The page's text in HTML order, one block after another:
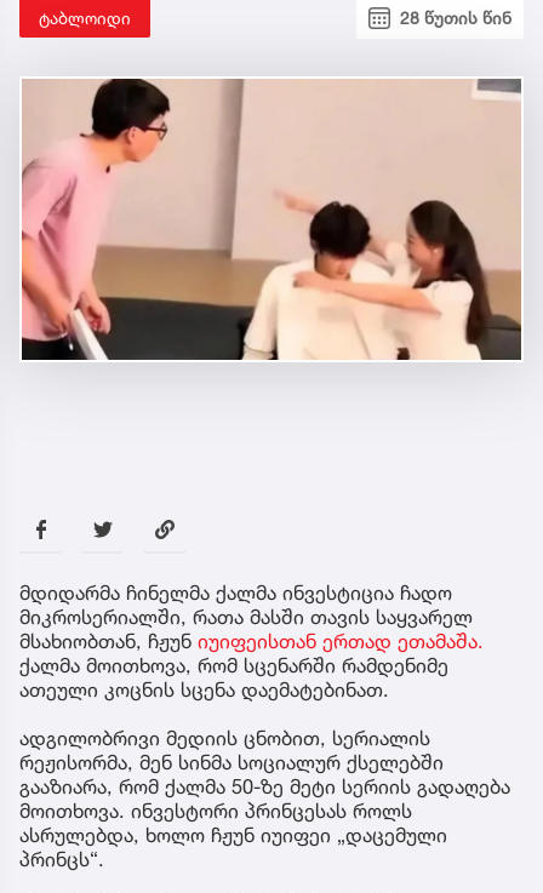
ტაბლოიდი 28 წუთის წინ
მდიდარმა ჩინელმა ქალმა ინვესტიცია ჩადო
მიკროსერიალში, რათა მასში თავის საყვარელ
მსახიობთან, ჩჟუნ იუიფეისთან ერთად ეთამაშა.
ქალმა მოითხოვა, რომ სცენარში რამდენიმე
ათეული კოცნის სცენა დაემატებინათ.
ადგილობრივი მედიის ცნობით, სერიალის
რეჟისორმა, მენ სინმა სოციალურ ქსელებში
გააზიარა, რომ ქალმა 50-ზე მეტი სერიის გადაღება
მოითხოვა. ინვესტორი პრინცესას როლს
ასრულებდა, ხოლო ჩჟუნ იუიფეი „დაცემული
პრინცს“.